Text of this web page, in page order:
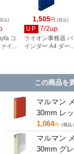
1,505円 (税込)
UP 7/2up
ライオン事務器 バ
インダー A4 ダーク
込)
コ
イル
この商品を
マルマン
30mm レ
1,064円 （税込）
マルマン
30mm グ